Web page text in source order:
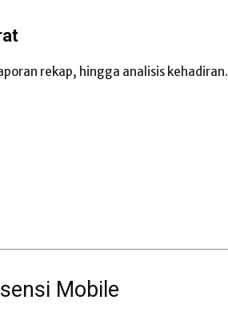
rekap, hingga analisis kehadiran.
Mobile